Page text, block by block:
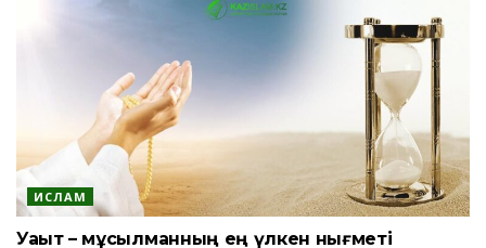
ИСЛАМ
Уақыт – мұсылманның ең үлкен нығметі